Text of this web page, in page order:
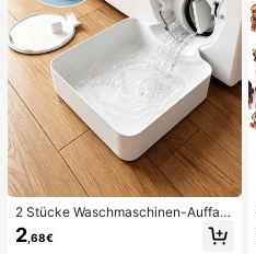
2 Stücke Waschmaschinen-Auffan
gwanne Tropfschale, wasserdichte
Bodenschutzmatte für Waschraum,
2 ,68€